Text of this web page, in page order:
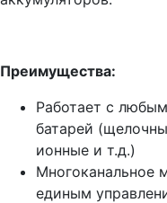
Преимущества:
Работает с
батарей
ионные и т.д.)
Многоканальное
единым